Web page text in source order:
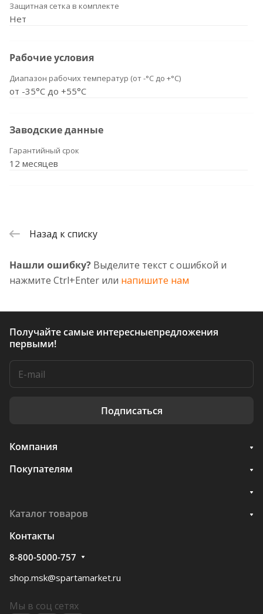
Защитная сетка в комплекте
Нет
Рабочие условия
Диапазон рабочих температур (от -°С до +°С)
от -35°С до +55°С
Заводские данные
Гарантийный срок
12 месяцев
Назад к списку
Нашли ошибку? Выделите текст с ошибкой и
нажмите Ctrl+Enter или напишите нам
Получайте самые интересныепредложения
первыми!
Подписаться
Компания
Покупателям
Каталог товаров
Контакты
8-800-5000-757
shop.msk@spartamarket.ru
Мы в соц сетях